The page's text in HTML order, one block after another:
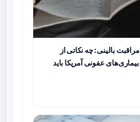
بالینی: چه نکاتی از
عفونی آمریکا باید